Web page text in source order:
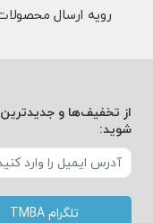
رویه ارسال
از تخفیف‌ها و
شوید:
تلگرام TMBA